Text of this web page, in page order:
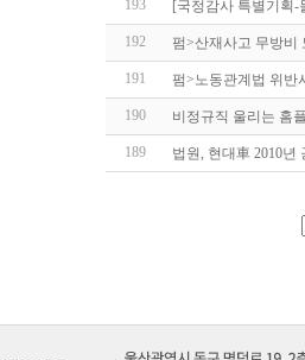
193 [국정감사 특별기획
192 펌>산재사고 무방
191 펌>노동관계법 위반
190 비정규직 울리는 홈
189 법원, 현대車 2010